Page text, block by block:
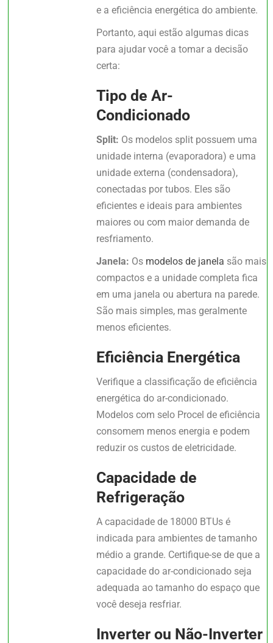
e a eficiência energética do ambiente.
Portanto, aqui estão algumas dicas
para ajudar você a tomar a decisão
certa:
Tipo de Ar-
Condicionado
Split: Os modelos split possuem uma
unidade interna (evaporadora) e uma
unidade externa (condensadora),
conectadas por tubos. Eles são
eficientes e ideais para ambientes
maiores ou com maior demanda de
resfriamento.
Janela: Os modelos de janela são mais
compactos e a unidade completa fica
em uma janela ou abertura na parede.
São mais simples, mas geralmente
menos eficientes.
Eficiência Energética
Verifique a classificação de eficiência
energética do ar-condicionado.
Modelos com selo Procel de eficiência
consomem menos energia e podem
reduzir os custos de eletricidade.
Capacidade de
Refrigeração
A capacidade de 18000 BTUs é
indicada para ambientes de tamanho
médio a grande. Certifique-se de que a
capacidade do ar-condicionado seja
adequada ao tamanho do espaço que
você deseja resfriar.
Inverter ou Não-Inverter